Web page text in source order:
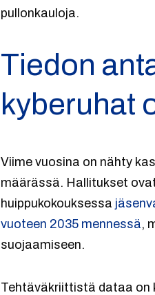
pullonkauloja.
Tiedon
kyberuhat
Viime vuosina on nähty
määrässä. Hallitukset
huippukokouksessa
vuoteen 2035 mennessä,
suojaamiseen.
Tehtäväkriittistä dataa on